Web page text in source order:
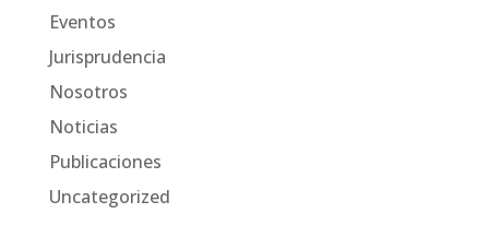
Eventos
Jurisprudencia
Nosotros
Noticias
Publicaciones
Uncategorized